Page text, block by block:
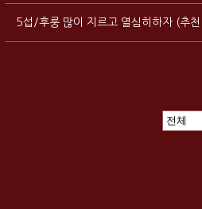
5섭/후룽 많이 지르고 열심히하자 (추